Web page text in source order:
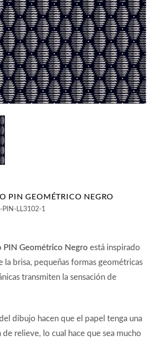
PIN GEOMÉTRICO NEGRO
PIN-LL3102-1
PIN Geométrico Negro está inspirado
la brisa, pequeñas formas geométricas
transmiten la sensación de
dibujo hacen que el papel tenga una
de relieve, lo cual hace que sea mucho